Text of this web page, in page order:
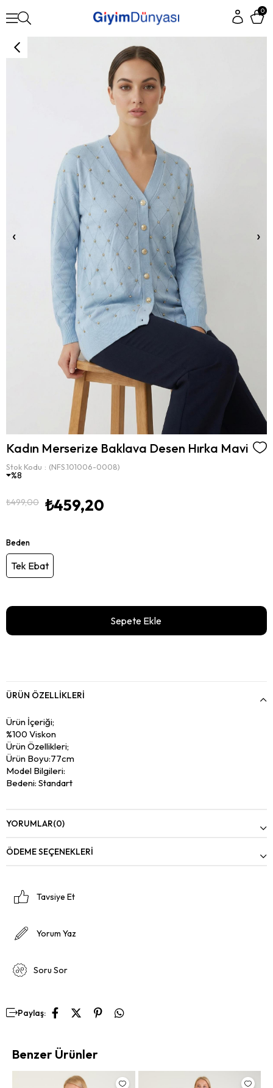
0
‹ ›
Kadın Merserize Baklava Desen Hırka Mavi
Stok Kodu (NFS.101006-0008)
8
₺499,00 ₺459,20
Beden
Tek Ebat
ÜRÜN ÖZELLIKLERI
Ürün İçeriği;
%100 Viskon
Ürün Özellikleri;
Ürün Boyu:77cm
Model Bilgileri:
Bedeni: Standart
YORUMLAR(0)
ÖDEME SEÇENEKLERI
Tavsiye Et
Yorum Yaz
Soru Sor
Paylaş:
Benzer Ürünler